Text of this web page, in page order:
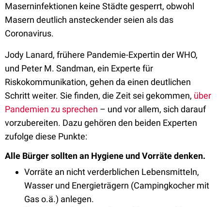
Maserninfektionen keine Städte gesperrt, obwohl
Masern deutlich ansteckender seien als das
Coronavirus.
Jody Lanard, frühere Pandemie-Expertin der WHO,
und Peter M. Sandman, ein Experte für
Riskokommunikation, gehen da einen deutlichen
Schritt weiter. Sie finden, die Zeit sei gekommen, über
Pandemien zu sprechen – und vor allem, sich darauf
vorzubereiten. Dazu gehören den beiden Experten
zufolge diese Punkte:
Alle Bürger sollten an Hygiene und Vorräte denken.
Vorräte an nicht verderblichen Lebensmitteln,
Wasser und Energieträgern (Campingkocher mit
Gas o.ä.) anlegen.